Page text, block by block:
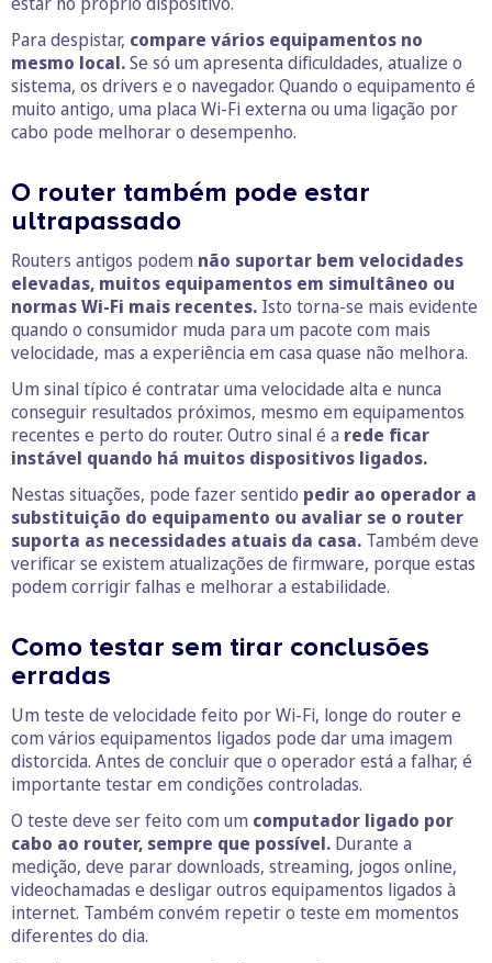
Para despistar, compare vários equipamentos no
mesmo local.Se só um apresenta dificuldades, atualize o
sistema, os drivers e o navegador. Quando o equipamento é
muito antigo, uma placa Wi-Fi externa ou uma ligação por
cabo pode melhorar o desempenho.
O router também pode estar
ultrapassado
Routers antigos podem não suportar bem velocidades
elevadas, muitos equipamentos em simultâneo ou
normas Wi-Fi mais recentes. Isto torna-se mais evidente
quando o consumidor muda para um pacote com mais
velocidade, mas a experiência em casa quase não melhora.
Um sinal típico é contratar uma velocidade alta e nunca
conseguir resultados próximos, mesmo em equipamentos
recentes e perto do router. Outro sinal é a rede ficar
instável quando há muitos dispositivos ligados.
Nestas situações, pode fazer sentido pedir ao operador a
substituição do equipamento ou avaliar se o router
suporta as necessidades atuais da casa. Também deve
verificar se existem atualizações de firmware, porque estas
podem corrigir falhas e melhorar a estabilidade.
Como testar sem tirar conclusões
erradas
Um teste de velocidade feito por Wi-Fi, longe do router e
com vários equipamentos ligados pode dar uma imagem
distorcida. Antes de concluir que o operador está a falhar, é
importante testar em condições controladas.
O teste deve ser feito com um computador ligado por
cabo ao router, sempre que possível. Durante a
medição, deve parar downloads, streaming, jogos online,
videochamadas e desligar outros equipamentos ligados à
internet. Também convém repetir o teste em momentos
diferentes do dia.